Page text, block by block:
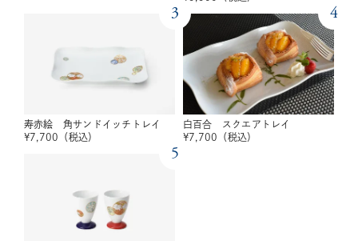
3
寿赤絵 角サンドイッチトレイ
¥7,700 （税込）
4
白百合 スクエアトレイ
¥7,700 （税込）
5